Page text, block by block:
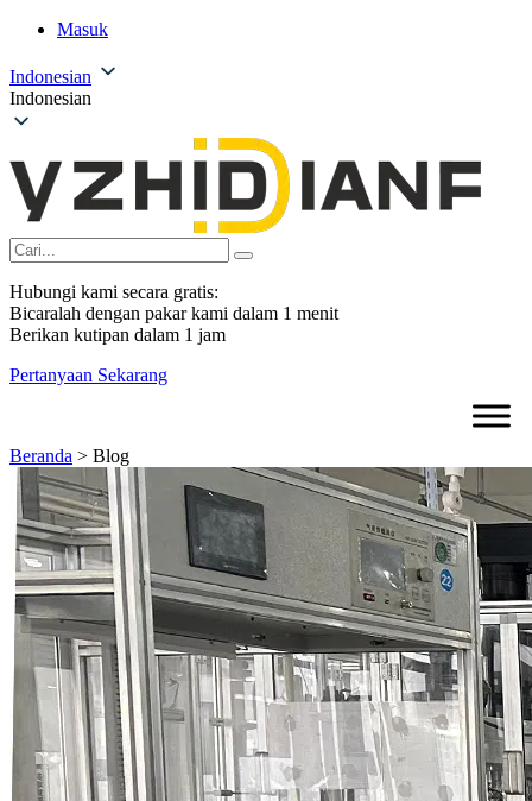
Masuk
Indonesian
Indonesian
Hubungi kami secara gratis:
Bicaralah dengan pakar kami dalam 1 menit
Berikan kutipan dalam 1 jam
Pertanyaan Sekarang
Beranda > Blog